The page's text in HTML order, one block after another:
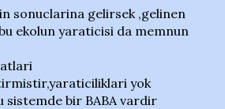
sonuclarina gelirsek ,gelinen
ekolun yaraticisi da memnun
yok
sistemde bir BABA vardir